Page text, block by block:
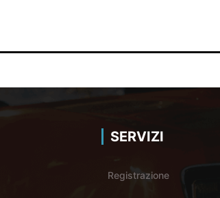
SERVIZI
Registrazione